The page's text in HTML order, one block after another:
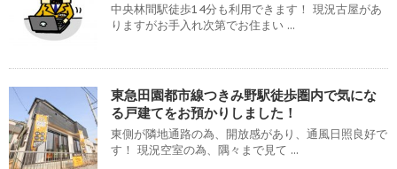
中央林間駅徒歩14分も利用できます！ 現況古屋があ
りますがお手入れ次第でお住まい ...
東急田園都市線つきみ野駅徒歩圏内で気にな
る戸建てをお預かりしました！
東側が隣地通路の為、開放感があり、通風日照良好で
す！ 現況空室の為、隅々まで見て ...